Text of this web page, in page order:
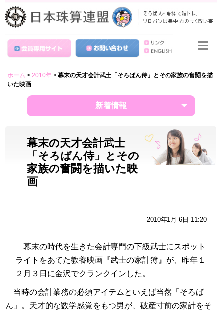
ホーム > 2010年 >幕末の天才会計武士「そろばん侍」とその家族の奮闘を描
いた映画
幕末の天才会計武士
「そろばん侍」とその
家族の奮闘を描いた映
画
2010年1月 6日 11:20
幕末の時代を生きた会計専門の下級武士にスポット
ライトをあてた教養映画『武士の家計簿』が、昨年１
２月３日に金沢でクランクインした。
当時の会計業務の必須アイテムといえば当然「そろば
ん」。天才的な数学感覚をもつ男が、破産寸前の家計をそ
新着情報